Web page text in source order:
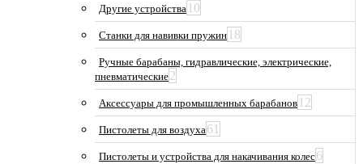
Другие устройства 10
Станки для навивки пружин 18
Ручные барабаны, гидравлические, электрические,
пневматические2
Аксессуары для промышленных барабанов 12
Пистолеты для воздуха61
Пистолеты и устройства для накачивания колес6